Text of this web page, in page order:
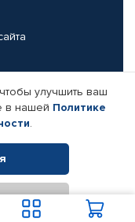
компании
защищены.
Автопрофи.
улучшить ваш
в нашей Политике
.